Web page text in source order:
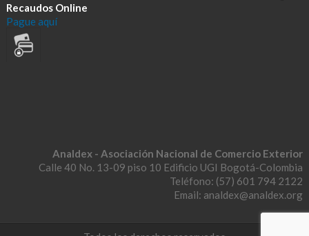
Recaudos Online
Pague aquí
Analdex - Asociación Nacional de Comercio Exterior
Calle 40 No. 13-09 piso 10 Edificio UGI Bogotá-Colombia
Teléfono: (57) 601 794 2122
Email: analdex@analdex.org